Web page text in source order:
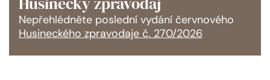
Nepřehlédněte poslední vydání červnového
Husineckého zpravodaje č. 270/2026